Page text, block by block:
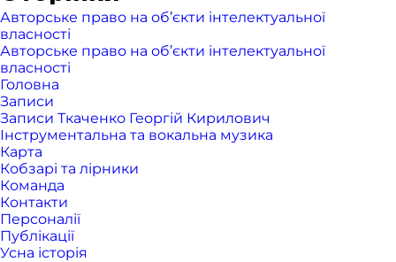
Авторське право на об’єкти інтелектуальної
власності
Авторське право на об’єкти інтелектуальної
власності
Головна
Записи
Записи Ткаченко Георгій Кирилович
Інструментальна та вокальна музика
Карта
Кобзарі та лірники
Команда
Контакти
Персоналії
Публікації
Усна історія